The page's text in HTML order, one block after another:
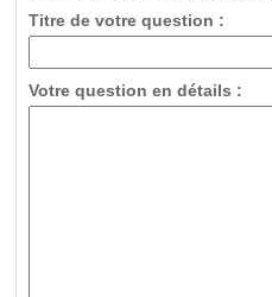
Titre de votre question :
Votre question en détails :